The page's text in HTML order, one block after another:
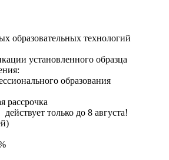
образовательных технологий
установленного образца
образования
рассрочка
действует только до 8 августа!